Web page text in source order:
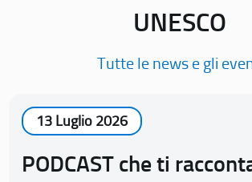
UNESCO
Tutte le news e gli
13 Luglio 2026
PODCAST che ti